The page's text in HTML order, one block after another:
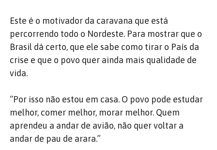
Este é o motivador da caravana que está
percorrendo todo o Nordeste. Para mostrar que o
Brasil dá certo, que ele sabe como tirar o País da
crise e que o povo quer ainda mais qualidade de
vida.
“Por isso não estou em casa. O povo pode estudar
melhor, comer melhor, morar melhor. Quem
aprendeu a andar de avião, não quer voltar a
andar de pau de arara.”